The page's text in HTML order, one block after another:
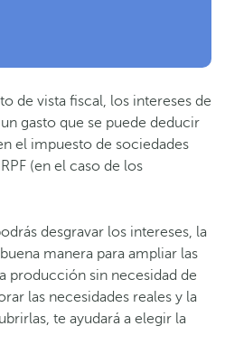
de vista fiscal, los intereses de
gasto que se puede deducir
el impuesto de sociedades
(en el caso de los
desgravar los intereses, la
manera para ampliar las
producción sin necesidad de
las necesidades reales y la
te ayudará a elegir la